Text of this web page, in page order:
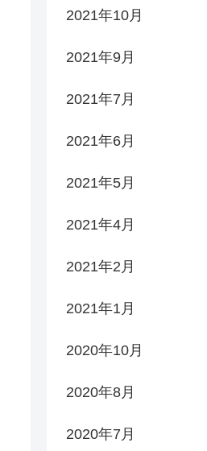
2021年10月
2021年9月
2021年7月
2021年6月
2021年5月
2021年4月
2021年2月
2021年1月
2020年10月
2020年8月
2020年7月